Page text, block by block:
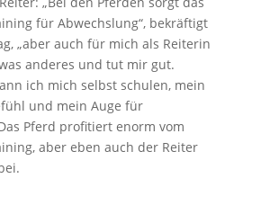
für Abwechslung“, bekräftigt
„aber auch für mich als Reiterin
anderes und tut mir gut.
ich mich selbst schulen, mein
und mein Auge für
Pferd profitiert enorm vom
aber eben auch der Reiter